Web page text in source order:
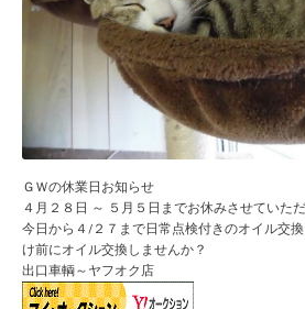
ＧＷの休業日お知らせ
４月２８日 ～ ５月５日までお休みさせていただ
今日から４/２７まで日常点検付きのオイル交
け前にオイル交換しませんか？
出口車輌～ヤフオク店